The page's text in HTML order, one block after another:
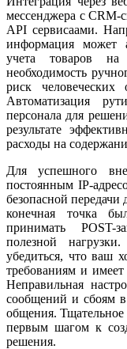
мессенджера с CRM-
API сервисаами.
информация может
учета товаров на
необходимость
риск человеческих
Автоматизация
персонала для
результате
расходы на
Для успешного
постоянным IP-
безопасной
конечная точка
принимать POST-
полезной
убедиться, что ваш
требованиям и
Неправильная
сообщений и сбоям в
общения. Тщательное
первым шагом к
решения.